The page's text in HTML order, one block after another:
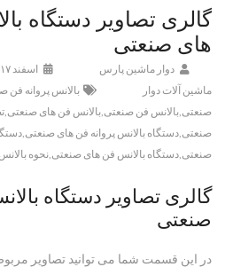
گالری تصاویر دستگاه
های صنعتی
دوار ماشین پارس اسفند ۱۷, ۱۳۹۸
ماشین آلات دوار
بالانس پروانه فن
صنعتی,بالانس فن صنعتی,بالانس فن های صنعتی,
صنعتی,دستگاه بالانس پروانه فن های صنعتی,
صنعتی,دستگاه بالانس فن های صنعتی,نحوه
گالری تصاویر دستگاه
صنعتی
در این قسمت شما می توانید تصاویر